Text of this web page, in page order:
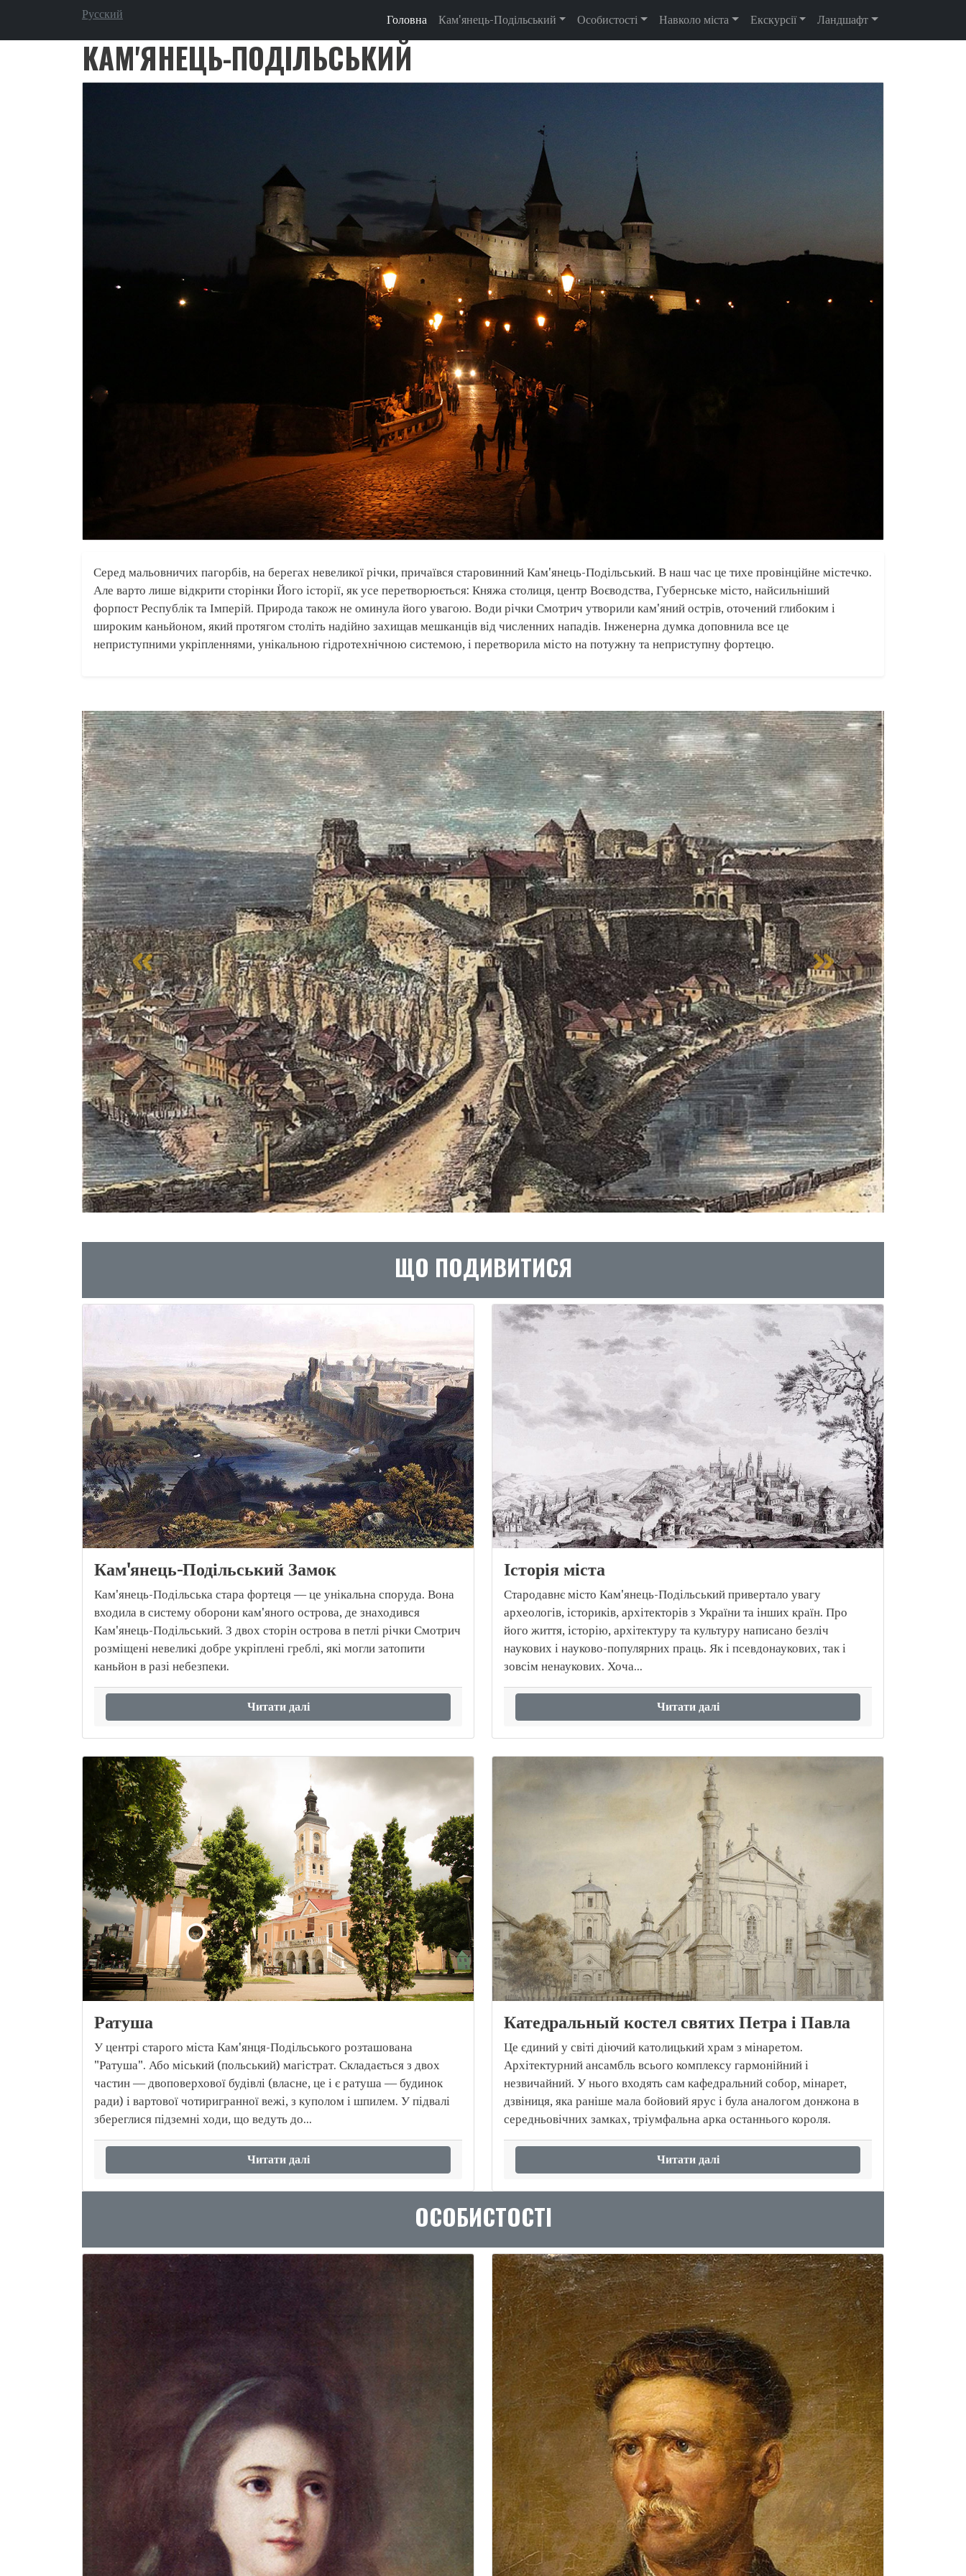
Перейти до основного вмісту
Русский MAIN NAVIGATION
Головна Кам'янець-Подільський Особистості Навколо міста Екскурсії Ландшафт
КАМ'ЯНЕЦЬ-ПОДІЛЬСЬКИЙ
Серед мальовничих пагорбів, на берегах невеликої річки, причаївся старовинний Кам'янець-Подільський. В наш час це тихе провінційне містечко.
Але варто лише відкрити сторінки Його історії, як усе перетворюється: Княжа столиця, центр Воєводства, Губернське місто, найсильніший
форпост Республік та Імперій. Природа також не оминула його увагою. Води річки Смотрич утворили кам'яний острів, оточений глибоким і
широким каньйоном, який протягом століть надійно захищав мешканців від численних нападів. Інженерна думка доповнила все це
неприступними укріпленнями, унікальною гідротехнічною системою, і перетворила місто на потужну та неприступну фортецю.
ЩО ПОДИВИТИСЯ
Кам'янець-Подільський Замок
Кам'янець-Подільська стара фортеця — це унікальна споруда. Вона
входила в систему оборони кам'яного острова, де знаходився
Кам'янець-Подільський. З двох сторін острова в петлі річки Смотрич
розміщені невеликі добре укріплені греблі, які могли затопити
каньйон в разі небезпеки.
Читати далі
Історія міста
Стародавнє місто Кам'янець-Подільський привертало увагу
археологів, істориків, архітекторів з України та інших країн. Про
його життя, історію, архітектуру та культуру написано безліч
наукових і науково-популярних праць. Як і псевдонаукових, так і
зовсім ненаукових. Хоча...
Читати далі
Ратуша
У центрі старого міста Кам'янця-Подільського розташована
"Ратуша". Або міський (польський) магістрат. Складається з двох
частин — двоповерхової будівлі (власне, це і є ратуша — будинок
ради) і вартової чотиригранної вежі, з куполом і шпилем. У підвалі
збереглися підземні ходи, що ведуть до...
Читати далі
Катедральный костел святих Петра і Павла
Це єдиний у світі діючий католицький храм з мінаретом.
Архітектурний ансамбль всього комплексу гармонійний і
незвичайний. У нього входять сам кафедральний собор, мінарет,
дзвіниця, яка раніше мала бойовий ярус і була аналогом донжона в
середньовічних замках, тріумфальна арка останнього короля.
Читати далі
ОСОБИСТОСТІ